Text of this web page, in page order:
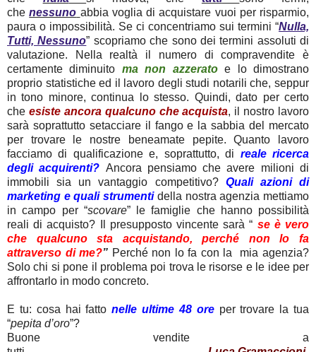
chenessuno abbia voglia di acquistare vuoi per risparmio,
paura o impossibilità. Se ci concentriamo sui termini “Nulla,
Tutti, Nessuno” scopriamo che sono dei termini assoluti di
valutazione. Nella realtà il numero di compravendite è
certamente diminuito ma non azzeratoe lo dimostrano
proprio statistiche ed il lavoro degli studi notarili che, seppur
in tono minore, continua lo stesso. Quindi, dato per certo
che esiste ancora qualcuno che acquista, il nostro lavoro
sarà soprattutto setacciare il fango e la sabbia del mercato
per trovare le nostre beneamate pepite. Quanto lavoro
facciamo di qualificazione e, soprattutto, di reale ricerca
degli acquirenti? Ancora pensiamo che avere milioni di
immobili sia un vantaggio competitivo? Quali azioni di
marketing e quali strumentidella nostra agenzia mettiamo
in campo per “scovare” le famiglie che hanno possibilità
reali di acquisto? Il presupposto vincente sarà “ se è vero
che qualcuno sta acquistando, perché non lo fa
attraverso di me?” Perché non lo fa con la mia agenzia?
Solo chi si pone il problema poi trova le risorse e le idee per
affrontarlo in modo concreto.
E tu: cosa hai fattonelle ultime 48 ore per trovare la tua
“pepita d’oro”?
Buone vendite a